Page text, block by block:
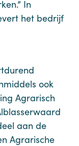
In
het bedrijf
ook
Agrarisch
aan de
Agrarische